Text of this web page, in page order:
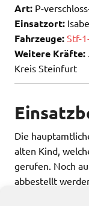
Art: P-
Einsatzort:
Fahrzeuge: Stf-
Weitere Kräfte:
Kreis Steinfurt
Die
alten Kind,
gerufen. Noch
abbestellt